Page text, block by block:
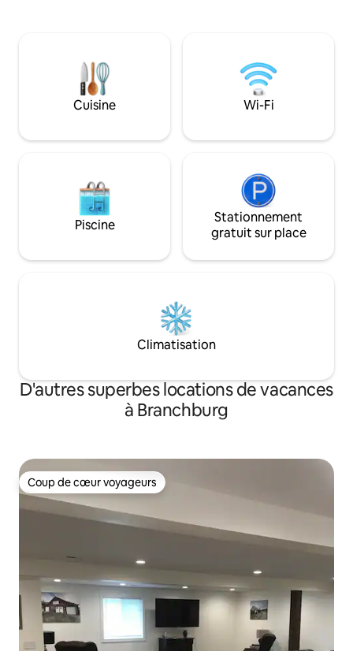
base pour explorer des villes
pittoresques des comtés de Hunterdon
et Bucks, y compris Lambertville et New
Hope, qui se trouvent à seulement 20
électrique GRATUIT sur place.
de-chaussée est
ouverte avec une
bain, une
buanderie
en commun ou si
Cuisine Wi-Fi
Piscine
Stationnement
gratuit sur place
Climatisation
D'autres superbes locations de vacances
à Branchburg
Coup de cœur voyageurs
Coup de cœur voyageurs